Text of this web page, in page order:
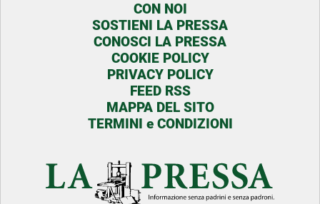
CON NOI
SOSTIENI LA PRESSA
CONOSCI LA PRESSA
COOKIE POLICY
PRIVACY POLICY
FEED RSS
MAPPA DEL SITO
TERMINI e CONDIZIONI